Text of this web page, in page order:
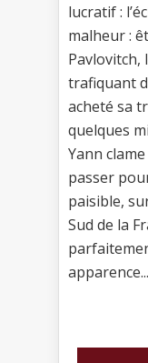
lucratif :
malheur :
Pavlovitch,
trafiquant
acheté sa
quelques
Yann
passer
paisible,
Sud de la
apparence...